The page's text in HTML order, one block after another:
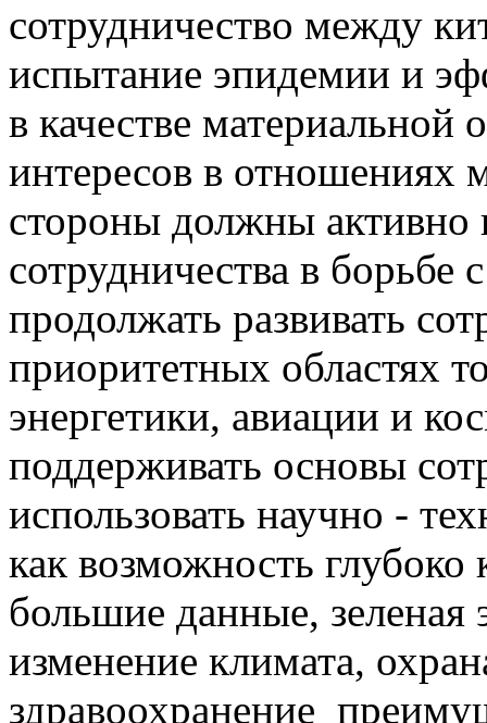
сотрудничество между
испытание эпидемии и
в качестве материальной
интересов в отношениях
стороны должны активно
сотрудничества в
продолжать развивать
приоритетных областях
энергетики, авиации и
поддерживать основы
использовать научно -
как возможность глубоко
большие данные, зеленая
изменение климата,
здравоохранение